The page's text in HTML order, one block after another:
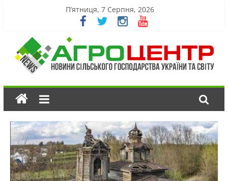
П’ятниця, 7 Серпня, 2026